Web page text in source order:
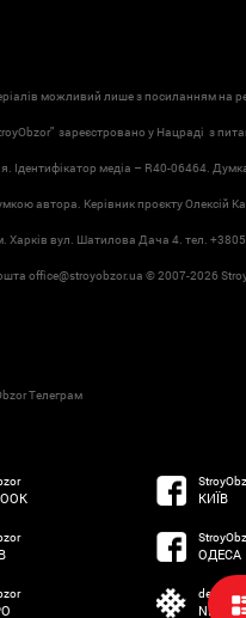
можливий лише з посиланням на
зареєстровано у Нацраді з
Ідентифікатор медіа – R40-06464.
автора. Керівник проєкту Олексій
Харків вул. Шатилова Дача 4. тел.
office@stroyobzor.ua © 2007-2026
Телеграм
КИЇВ
ОДЕСА